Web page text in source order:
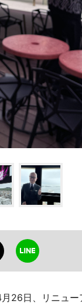
26日、リニュー